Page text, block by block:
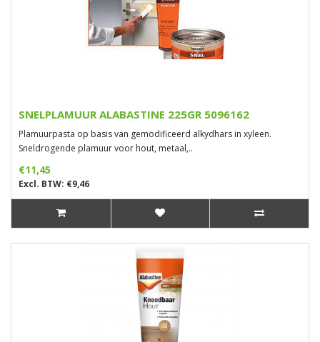
SNELPLAMUUR ALABASTINE 225GR 5096162
Plamuurpasta op basis van gemodificeerd alkydhars in xyleen.
Sneldrogende plamuur voor hout, metaal,..
€11,45
Excl. BTW: €9,46